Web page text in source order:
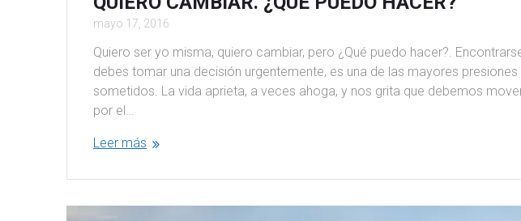
mayo 17, 2016
Quiero ser yo misma, quiero cambiar, pero ¿Qué puedo hacer?.
debes tomar una decisión urgentemente, es una de las mayores
sometidos. La vida aprieta, a veces ahoga, y nos grita que debemos
por el…
Leer más